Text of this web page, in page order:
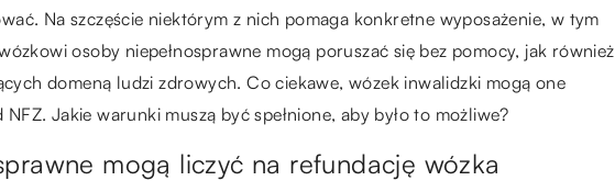
Na szczęście niektórym z nich pomaga konkretne wyposażenie, w tym
osoby niepełnosprawne mogą poruszać się bez pomocy, jak również
domeną ludzi zdrowych. Co ciekawe, wózek inwalidzki mogą one
Jakie warunki muszą być spełnione, aby było to możliwe?
mogą liczyć na refundację wózka